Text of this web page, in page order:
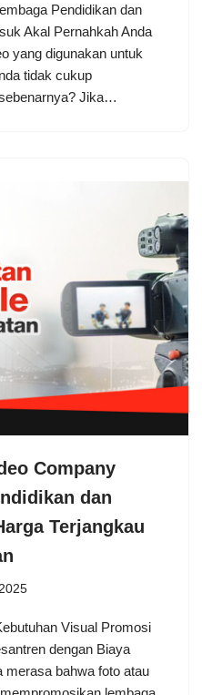
Pendidikan dan
Akal Pernahkah Anda
yang digunakan untuk
tidak cukup
Jika…
Company
dan
Terjangkau
Visual Promosi
dengan Biaya
merasa bahwa foto atau